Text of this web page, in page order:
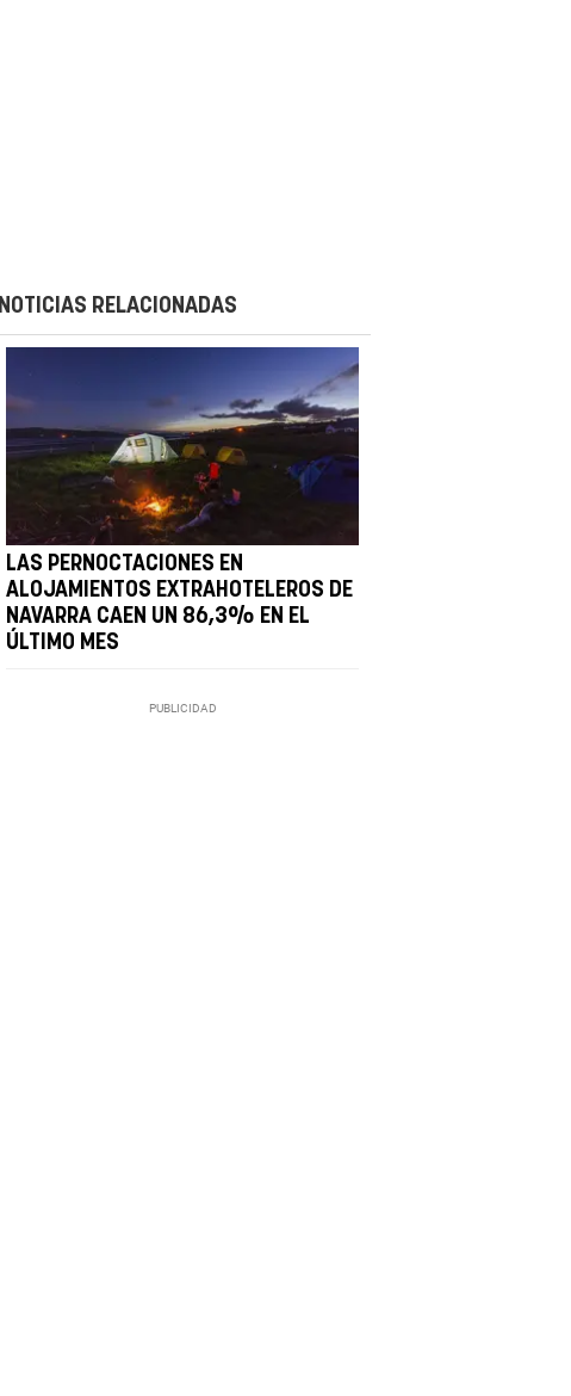
NOTICIAS RELACIONADAS
LAS PERNOCTACIONES EN
ALOJAMIENTOS EXTRAHOTELEROS DE
NAVARRA CAEN UN 86,3% EN EL
ÚLTIMO MES